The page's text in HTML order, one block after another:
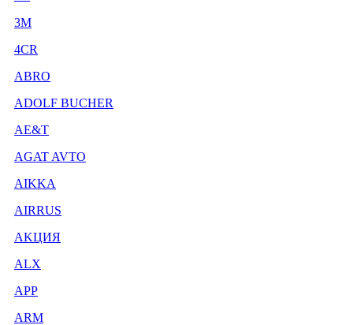
3М
4CR
ABRO
ADOLF BUCHER
AE&T
AGAT AVTO
AIKKA
AIRRUS
AKЦИЯ
ALX
APP
ARM